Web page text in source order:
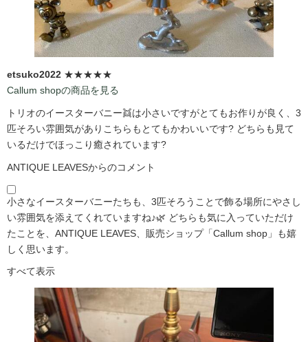
etsuko2022 ★★★★★
Callum shopの商品を見る
トリオのイースターバニー👯は小さいですがとてもお作りが良く、3
匹そろい雰囲気がありこちらもとてもかわいいです?️ どちらも見て
いるだけでほっこり癒されています?️
ANTIQUE LEAVESからのコメント
小さなイースターバニーたちも、3匹そろうことで飾る場所にやさし
い雰囲気を添えてくれていますね♪🌿 どちらも気に入っていただけ
たことを、ANTIQUE LEAVES、販売ショップ「Callum shop」も嬉
しく思います。
すべて表示